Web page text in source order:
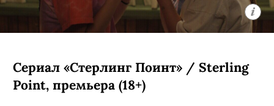
Сериал «Стерлинг Поинт» / Sterling
Point, премьера (18+)